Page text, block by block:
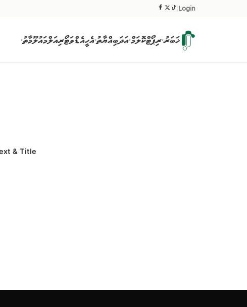
Login
ޚަބަރު▾ރިޕޯޓްކޮލަމް▾އަދަބިއްޔާތު▾އެހީއެޑްވަޓޯރިއަލްމައުލޫމާތު▾
& Title